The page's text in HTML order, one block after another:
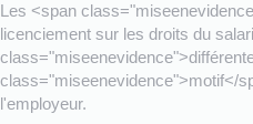
Les <span
licenciement sur les droits du
class="miseenevidence">motif</
l'employeur.